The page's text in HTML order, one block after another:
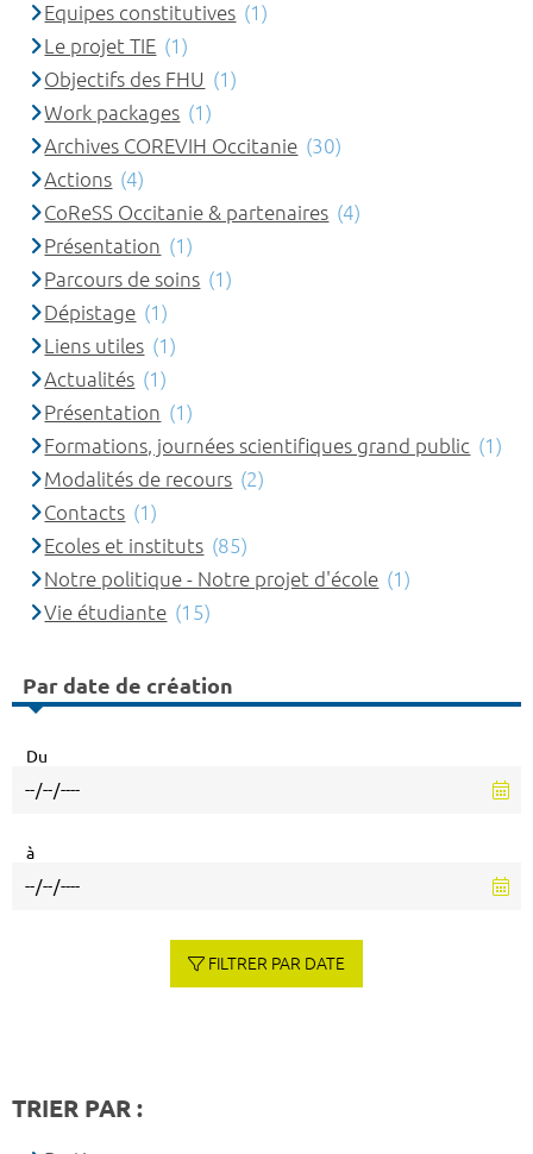
Equipes constitutives (1)
Le projet TIE (1)
Objectifs des FHU (1)
Work packages (1)
Archives COREVIH Occitanie (30)
Actions (4)
CoReSS Occitanie & partenaires (4)
Présentation (1)
Parcours de soins (1)
Dépistage (1)
Liens utiles (1)
Actualités (1)
Présentation (1)
Formations, journées scientifiques grand public (1)
Modalités de recours (2)
Contacts (1)
Ecoles et instituts (85)
Notre politique - Notre projet d'école (1)
Vie étudiante (15)
Par date de création
Du
à
FILTRER PAR DATE
TRIER PAR :